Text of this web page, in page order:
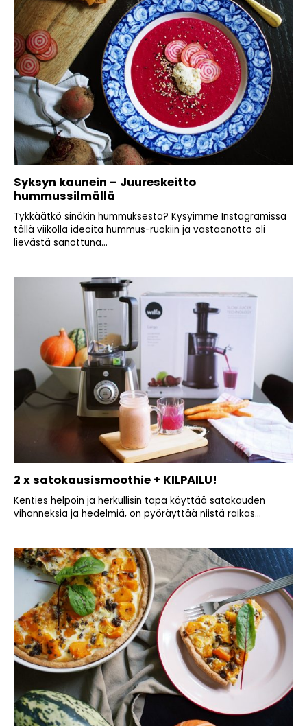
Syksyn kaunein – Juureskeitto
hummussilmällä
Tykkäätkö sinäkin hummuksesta? Kysyimme Instagramissa
tällä viikolla ideoita hummus-ruokiin ja vastaanotto oli
lievästä sanottuna...
2 x satokausismoothie + KILPAILU!
Kenties helpoin ja herkullisin tapa käyttää satokauden
vihanneksia ja hedelmiä, on pyöräyttää niistä raikas...